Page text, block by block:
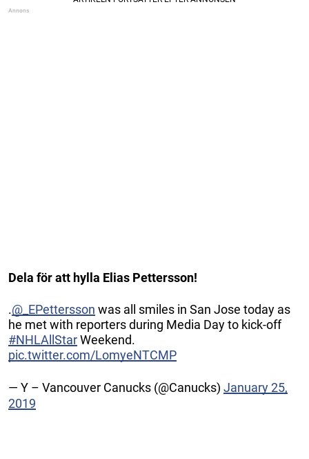
Dela för att hylla Elias Pettersson!
.@_EPettersson was all smiles in San Jose today as
he met with reporters during Media Day to kick-off
#NHLAllStarWeekend.
pic.twitter.com/LomyeNTCMP
— Y – Vancouver Canucks (@Canucks) January 25,
2019